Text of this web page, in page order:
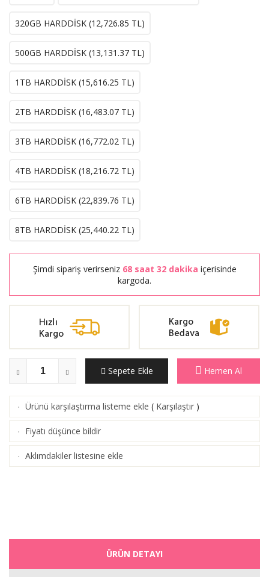
320GB HARDDİSK (12,726.85 TL)
500GB HARDDİSK (13,131.37 TL)
1TB HARDDİSK (15,616.25 TL)
2TB HARDDİSK (16,483.07 TL)
3TB HARDDİSK (16,772.02 TL)
4TB HARDDİSK (18,216.72 TL)
6TB HARDDİSK (22,839.76 TL)
8TB HARDDİSK (25,440.22 TL)
Şimdi sipariş verirseniz 68 saat 32 dakika içerisinde
kargoda.
Sepete Ekle Hemen Al
· Ürünü karşılaştırma listeme ekle ( Karşılaştır )
· Fiyatı düşünce bildir
· Aklımdakiler listesine ekle
ÜRÜN DETAYI